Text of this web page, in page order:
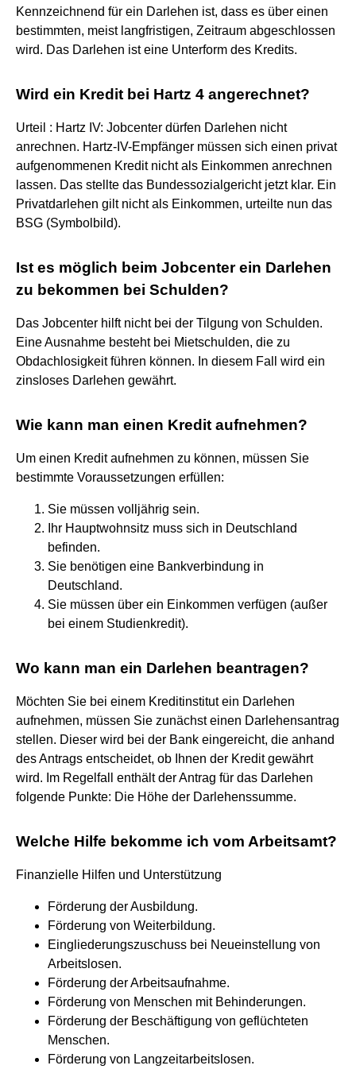
Kennzeichnend für ein Darlehen ist, dass es über einen
bestimmten, meist langfristigen, Zeitraum abgeschlossen
wird. Das Darlehen ist eine Unterform des Kredits.
Wird ein Kredit bei Hartz 4 angerechnet?
Urteil : Hartz IV: Jobcenter dürfen Darlehen nicht
anrechnen. Hartz-IV-Empfänger müssen sich einen privat
aufgenommenen Kredit nicht als Einkommen anrechnen
lassen. Das stellte das Bundessozialgericht jetzt klar. Ein
Privatdarlehen gilt nicht als Einkommen, urteilte nun das
BSG (Symbolbild).
Ist es möglich beim Jobcenter ein Darlehen
zu bekommen bei Schulden?
Das Jobcenter hilft nicht bei der Tilgung von Schulden.
Eine Ausnahme besteht bei Mietschulden, die zu
Obdachlosigkeit führen können. In diesem Fall wird ein
zinsloses Darlehen gewährt.
Wie kann man einen Kredit aufnehmen?
Um einen Kredit aufnehmen zu können, müssen Sie
bestimmte Voraussetzungen erfüllen:
Sie müssen volljährig sein.
Ihr Hauptwohnsitz muss sich in Deutschland
befinden.
Sie benötigen eine Bankverbindung in
Deutschland.
Sie müssen über ein Einkommen verfügen (außer
bei einem Studienkredit).
Wo kann man ein Darlehen beantragen?
Möchten Sie bei einem Kreditinstitut ein Darlehen
aufnehmen, müssen Sie zunächst einen Darlehensantrag
stellen. Dieser wird bei der Bank eingereicht, die anhand
des Antrags entscheidet, ob Ihnen der Kredit gewährt
wird. Im Regelfall enthält der Antrag für das Darlehen
folgende Punkte: Die Höhe der Darlehenssumme.
Welche Hilfe bekomme ich vom Arbeitsamt?
Finanzielle Hilfen und Unterstützung
Förderung der Ausbildung.
Förderung von Weiterbildung.
Eingliederungszuschuss bei Neueinstellung von
Arbeitslosen.
Förderung der Arbeitsaufnahme.
Förderung von Menschen mit Behinderungen.
Förderung der Beschäftigung von geflüchteten
Menschen.
Förderung von Langzeitarbeitslosen.